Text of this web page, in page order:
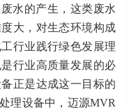
水的产生，这类废水
大，对生态环境构成
行业践行绿色发展理
行业高质量发展的必
正是达成这一目标的
处理设备中， 迈源MVR